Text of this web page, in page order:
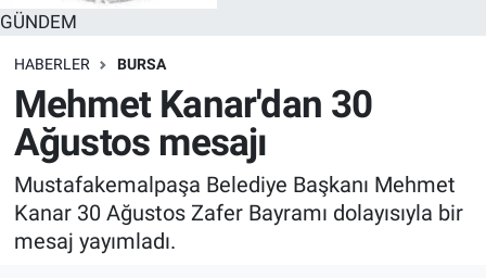
GÜNDEM
HABERLER BURSA
Mehmet Kanar'dan 30
Ağustos mesajı
Mustafakemalpaşa Belediye Başkanı Mehmet
Kanar 30 Ağustos Zafer Bayramı dolayısıyla bir
mesaj yayımladı.